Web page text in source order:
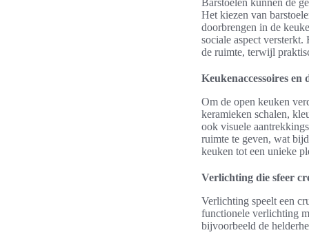
Barstoelen kunnen de
Het kiezen van
doorbrengen in de
sociale aspect
de ruimte, terwijl
Keukenaccessoires en
Om de open keuken
keramieken schalen,
ook visuele
ruimte te geven, wat
keuken tot een unieke
Verlichting die sfeer
Verlichting speelt een
functionele verlichting
bijvoorbeeld de